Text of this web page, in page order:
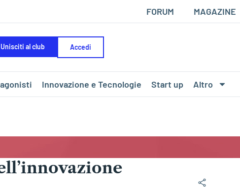
FORUM MAGAZINE
Unisciti al club Accedi
Innovazione e Tecnologie Start up Altro